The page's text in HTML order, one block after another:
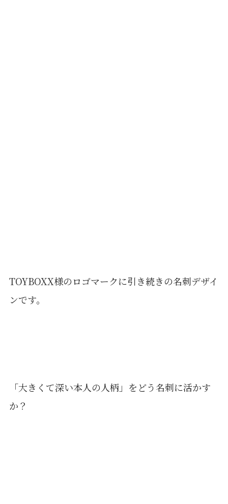
TOYBOXX様のロゴマークに引き続きの名刺デザイ
ンです。
「大きくて深い本人の人柄」をどう名刺に活かす
か？